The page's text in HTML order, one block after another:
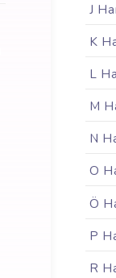
J
K
L
M
N
O
Ö
P
R